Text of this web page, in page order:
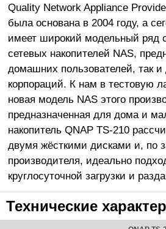
Quality Network Appliance
была основана в 2004 году, а
имеет широкий модельный ряд
сетевых накопителей NAS,
домашних пользователей, так и
корпораций. К нам в тестовую
новая модель NAS этого
предназначенная для дома и
накопитель QNAP TS-210
двумя жёсткими дисками и, по
производителя, идеально
круглосуточной загрузки и
Технические